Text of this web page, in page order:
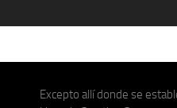
Excepto allí donde se